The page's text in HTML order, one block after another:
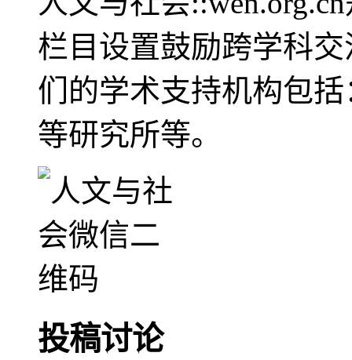
栏目设置鼓励跨学科
们的学术支持机构包
等研究所等。
投稿讨论